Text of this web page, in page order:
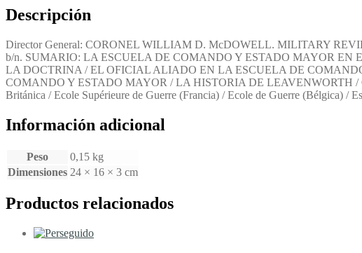
Numero
2,
de
1956
-
Escuela
de
y
cantidad
Descripción
Director General: CORONEL WILLIAM D. McDOWELL. MILITARY
b/n. SUMARIO: LA ESCUELA DE COMANDO Y ESTADO MAYOR EN
LA DOCTRINA / EL OFICIAL ALIADO EN LA ESCUELA DE
COMANDO Y ESTADO MAYOR / LA HISTORIA DE LEAVENWORTH /
Británica / Ecole Supérieure de Guerre (Francia) / Ecole de Guerre (Bélgica) /
Información adicional
Peso
0,15 kg
Dimensiones 24 × 16 × 3 cm
Productos relacionados